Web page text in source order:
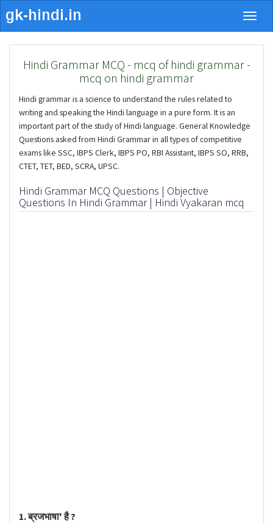
Hindi Grammar MCQ - mcq of hindi grammar -
mcq on hindi grammar
Hindi grammar is a science to understand the rules related to
writing and speaking the Hindi language in a pure form. It is an
important part of the study of Hindi language. General Knowledge
Questions asked from Hindi Grammar in all types of competitive
exams like SSC, IBPS Clerk, IBPS PO, RBI Assistant, IBPS SO, RRB,
CTET, TET, BED, SCRA, UPSC.
Hindi Grammar MCQ Questions | Objective
Questions In Hindi Grammar | Hindi Vyakaran mcq
1. ब्रजभाषा' है ?